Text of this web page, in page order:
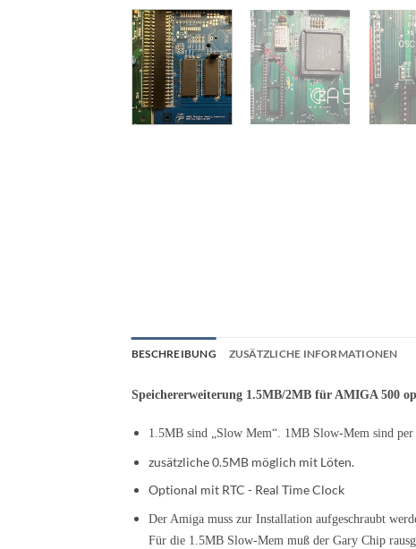
BESCHREIBUNG ZUSÄTZLICHE INFORMATIONEN
Speichererweiterung 1.5MB/2MB für AMIGA 500
1.5MB sind „Slow Mem“. 1MB Slow-Mem sind
zusätzliche 0.5MB möglich mit Löten.
Optional mit RTC - Real Time Clock
Der Amiga muss zur Installation aufgeschraubt
Für die 1.5MB Slow-Mem muß der Gary Chip